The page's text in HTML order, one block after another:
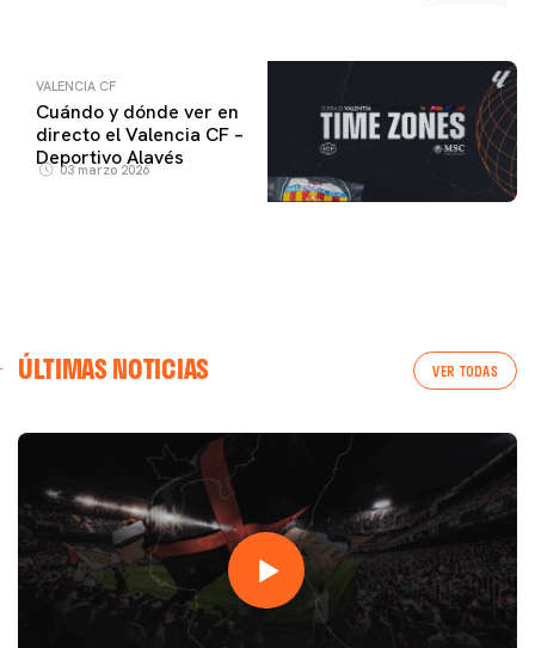
VALENCIA CF
Cuándo y dónde ver en
directo el Valencia CF –
Deportivo Alavés
03 marzo 2026
ÚLTIMAS NOTICIAS VER TODAS